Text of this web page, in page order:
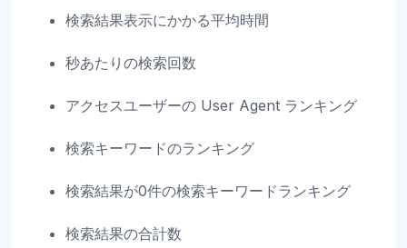
検索結果表示にかかる平均時間
秒あたりの検索回数
アクセスユーザーの User Agent ランキング
検索キーワードのランキング
検索結果が0件の検索キーワードランキング
検索結果の合計数